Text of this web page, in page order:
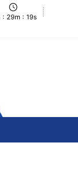
: 29m : 20s